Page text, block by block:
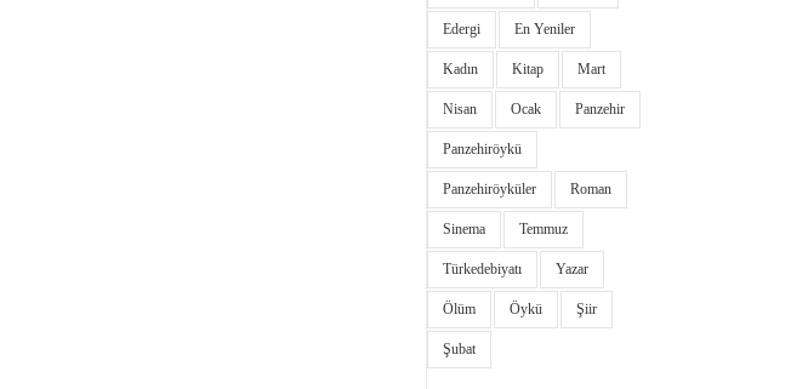
Edergi En Yeniler
Kadın Kitap Mart
Nisan Ocak Panzehir
Panzehiröykü
Panzehiröyküler Roman
Sinema Temmuz
Türkedebiyatı Yazar
Ölüm Öykü Şiir
Şubat